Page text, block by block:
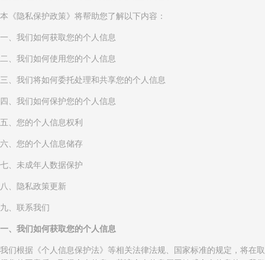
本《隐私保护政策》将帮助您了解以下内容：
一、我们如何获取您的个人信息
二、我们如何使用您的个人信息
三、我们将如何委托处理和共享您的个人信息
四、我们如何保护您的个人信息
五、您的个人信息权利
六、您的个人信息储存
七、未成年人数据保护
八、隐私政策更新
九、联系我们
一、我们如何获取您的个人信息
我们根据《个人信息保护法》等相关法律法规、国家标准的规定，将在取